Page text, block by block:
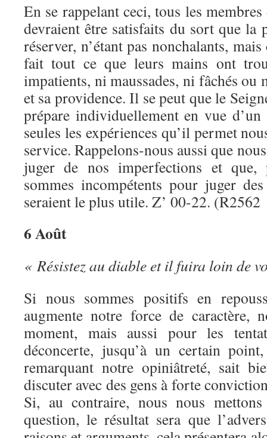
En se rappelant ceci, tous les
devraient être satisfaits du sort que la
réserver, n’étant pas nonchalants,
fait tout ce que leurs mains ont
impatients, ni maussades, ni fâchés ou
et sa providence. Il se peut que le
prépare individuellement en vue
seules les expériences qu’il permet
service. Rappelons-nous aussi que
juger de nos imperfections et que,
sommes incompétents pour juger
seraient le plus utile. Z’ 00-22. (R2562
6 Août
« Résistez au diable et il fuira loin de
Si nous sommes positifs en
augmente notre force de caractère,
moment, mais aussi pour les
déconcerte, jusqu’à un certain
remarquant notre opiniâtreté, sait
discuter avec des gens à forte
Si, au contraire, nous nous
question, le résultat sera que